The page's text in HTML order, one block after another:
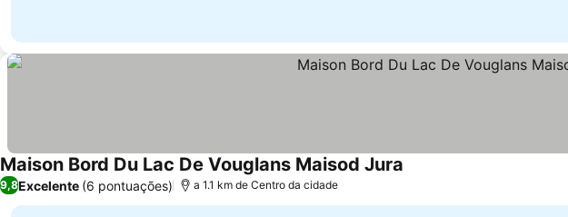
Maison Bord Du Lac De Vouglans Maisod Jura
9,8Excelente (6 pontuações) a 1.1 km de Centro da cidade